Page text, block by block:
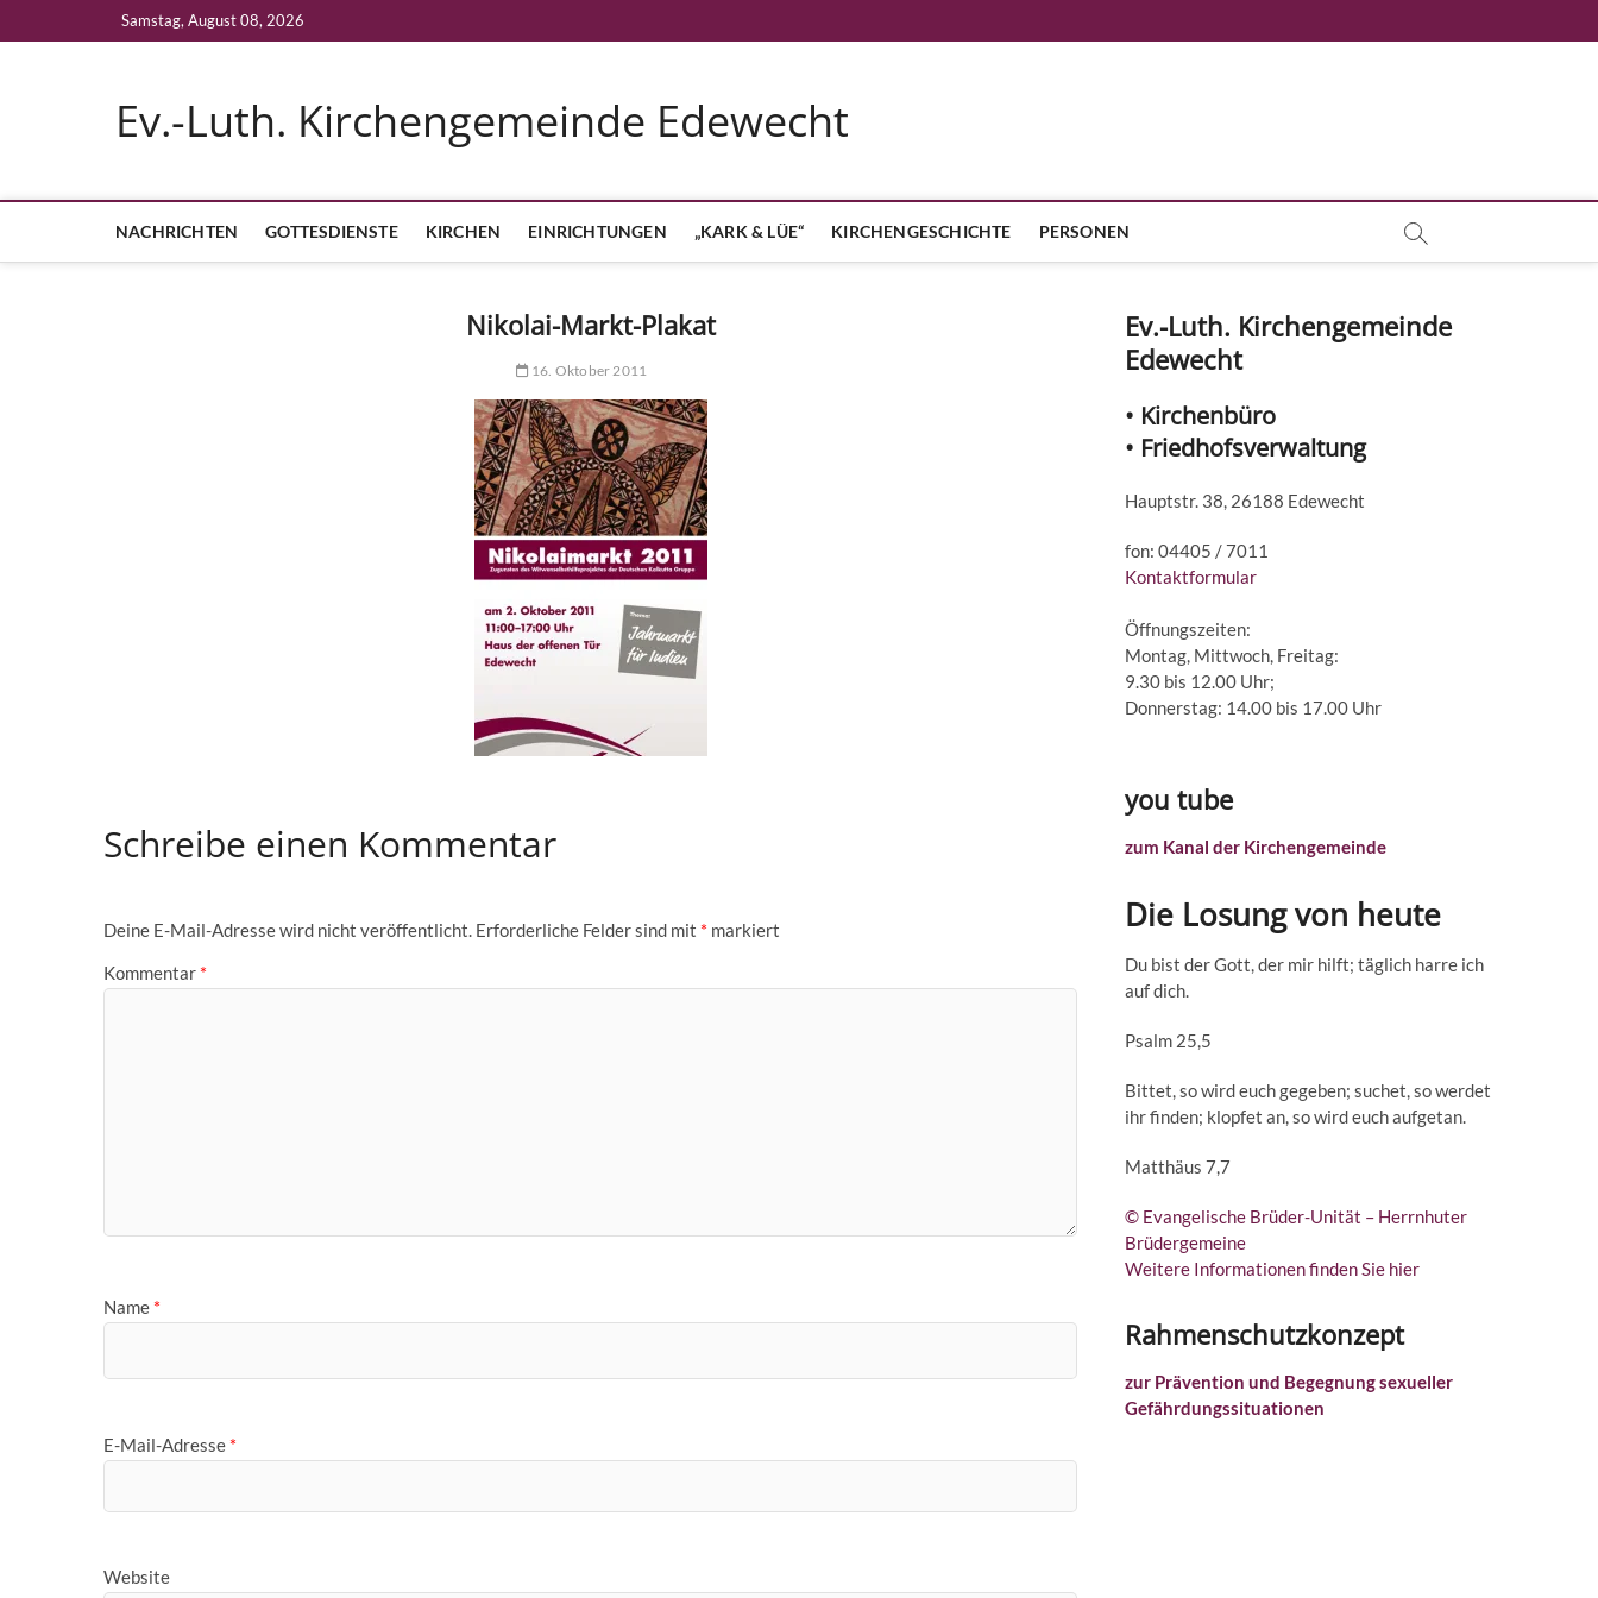
to
Samstag, August 08, 2026
Ev.-Luth. Kirchengemeinde Edewecht
NACHRICHTEN GOTTESDIENSTE KIRCHEN EINRICHTUNGEN „KARK & LÜE“ KIRCHENGESCHICHTE PERSONEN
Nikolai-Markt-Plakat
16. Oktober 2011
Schreibe einen Kommentar
Deine E-Mail-Adresse wird nicht veröffentlicht. Erforderliche Felder sind mit * markiert
Kommentar *
Name *
E-Mail-Adresse *
Website
Ev.-Luth. Kirchengemeinde
Edewecht
• Kirchenbüro
• Friedhofsverwaltung
Hauptstr. 38, 26188 Edewecht
fon: 04405 / 7011
Kontaktformular
Öffnungszeiten:
Montag, Mittwoch, Freitag:
9.30 bis 12.00 Uhr;
Donnerstag: 14.00 bis 17.00 Uhr
you tube
zum Kanal der Kirchengemeinde
Die Losung von heute
Du bist der Gott, der mir hilft; täglich harre ich
auf dich.
Psalm 25,5
Bittet, so wird euch gegeben; suchet, so werdet
ihr finden; klopfet an, so wird euch aufgetan.
Matthäus 7,7
© Evangelische Brüder-Unität – Herrnhuter
Brüdergemeine
Weitere Informationen finden Sie hier
Rahmenschutzkonzept
zur Prävention und Begegnung sexueller
Gefährdungssituationen